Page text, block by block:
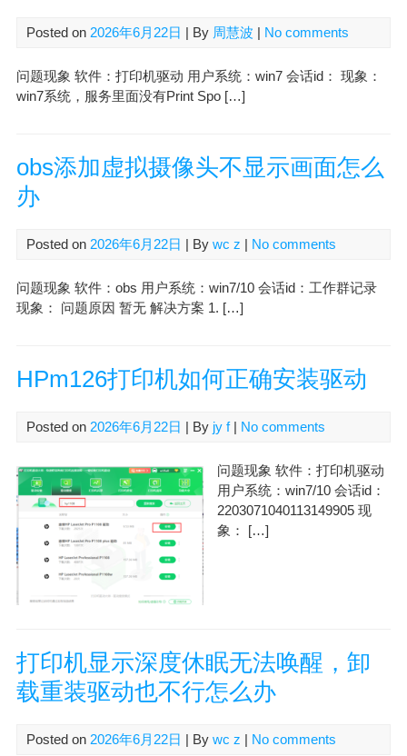
Posted on 2026年6月22日 | By 周慧波 No comments
问题现象 软件：打印机驱动 用户系统：win7 会话id： 现象：
win7系统，服务里面没有Print Spo […]
obs添加虚拟摄像头不显示画面怎么
办
Posted on 2026年6月22日 | By wc z No comments
问题现象 软件：obs 用户系统：win7/10 会话id：工作群记录
现象： 问题原因 暂无 解决方案 1. […]
HPm126打印机如何正确安装驱动
Posted on 2026年6月22日 | By jy f| No comments
问题现象 软件：打印机驱动
用户系统：win7/10 会话id：
2203071040113149905 现
象： […]
打印机显示深度休眠无法唤醒，卸
载重装驱动也不行怎么办
Posted on 2026年6月22日 | By wc z | No comments